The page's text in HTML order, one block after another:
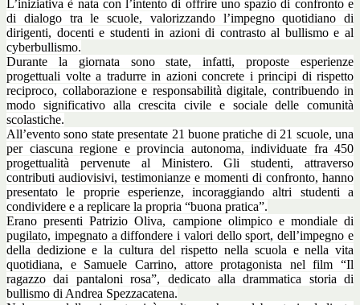
L’iniziativa è nata con l’intento di offrire uno spazio di confronto e
di dialogo tra le scuole, valorizzando l’impegno quotidiano di
dirigenti, docenti e studenti in azioni di contrasto al bullismo e al
cyberbullismo.
Durante la giornata sono state, infatti, proposte esperienze
progettuali volte a tradurre in azioni concrete i principi di rispetto
reciproco, collaborazione e responsabilità digitale, contribuendo in
modo significativo alla crescita civile e sociale delle comunità
scolastiche.
All’evento sono state presentate 21 buone pratiche di 21 scuole, una
per ciascuna regione e provincia autonoma, individuate fra 450
progettualità pervenute al Ministero. Gli studenti, attraverso
contributi audiovisivi, testimonianze e momenti di confronto, hanno
presentato le proprie esperienze, incoraggiando altri studenti a
condividere e a replicare la propria “buona pratica”.
Erano presenti Patrizio Oliva, campione olimpico e mondiale di
pugilato, impegnato a diffondere i valori dello sport, dell’impegno e
della dedizione e la cultura del rispetto nella scuola e nella vita
quotidiana, e Samuele Carrino, attore protagonista nel film “Il
ragazzo dai pantaloni rosa”, dedicato alla drammatica storia di
bullismo di Andrea Spezzacatena.